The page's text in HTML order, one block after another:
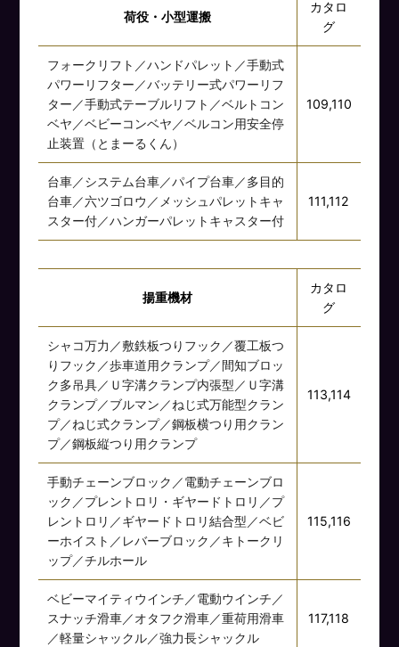
荷役・小型運搬
カタロ
グ
フォークリフト／ハンドパレット／手動式
パワーリフター／バッテリー式パワーリフ
ター／手動式テーブルリフト／ベルトコン
ベヤ／ベビーコンベヤ／ベルコン用安全停
止装置（とまーるくん）
109,110
台車／システム台車／パイプ台車／多目的
台車／六ツゴロウ／メッシュパレットキャ
スター付／ハンガーパレットキャスター付
111,112
揚重機材
カタロ
グ
シャコ万力／敷鉄板つりフック／覆工板つ
りフック／歩車道用クランプ／間知ブロッ
ク多吊具／Ｕ字溝クランプ内張型／Ｕ字溝
クランプ／ブルマン／ねじ式万能型クラン
プ／ねじ式クランプ／鋼板横つり用クラン
プ／鋼板縦つり用クランプ
113,114
手動チェーンブロック／電動チェーンブロ
ック／プレントロリ・ギヤードトロリ／プ
レントロリ／ギヤードトロリ結合型／ベビ
ーホイスト／レバーブロック／キトークリ
ップ／チルホール
115,116
ベビーマイティウインチ／電動ウインチ／
スナッチ滑車／オタフク滑車／重荷用滑車
／軽量シャックル／強力長シャックル
117,118